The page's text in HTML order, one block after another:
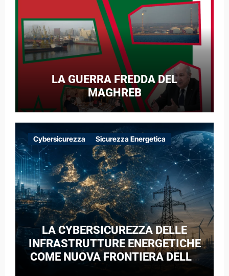
LA GUERRA FREDDA DEL
MAGHREB
Cybersicurezza Sicurezza Energetica
LA CYBERSICUREZZA DELLE
INFRASTRUTTURE ENERGETICHE
COME NUOVA FRONTIERA DELLA